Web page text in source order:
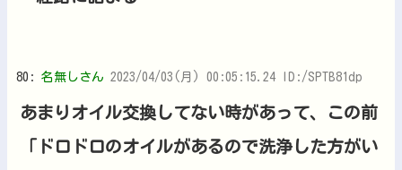
80: 名無しさん 2023/04/03(月) 00:05:15.24 ID:/SPTB81dp
あまりオイル交換してない時があって、この前
「ドロドロのオイルがあるので洗浄した方がい